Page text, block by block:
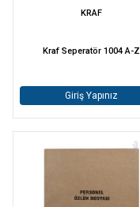
KRAF
Kraf Seperatör 1004 A-Z
Giriş Yapınız